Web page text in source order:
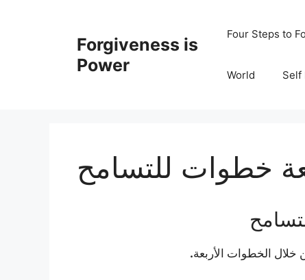
Forgiveness is
Power
Four Steps to
World Self
خطوات للتسامح
الخطوات الأربعة.